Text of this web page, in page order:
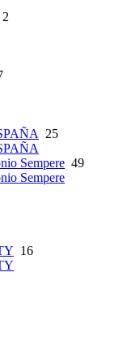
2
25
Sempere 49
Sempere
16